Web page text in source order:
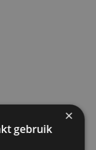
×
gebruik